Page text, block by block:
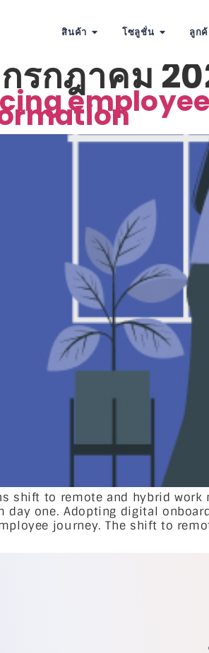
สินค้า โซลูชั่น ลูกค้
รกฎาคม
shift to remote and hybrid
day one. Adopting digital
journey. The shift to